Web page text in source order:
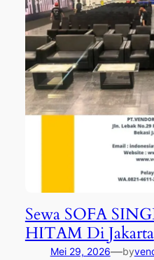
Sewa SOFA
HITAM Di Jakarta
Mei 29, 2026—by